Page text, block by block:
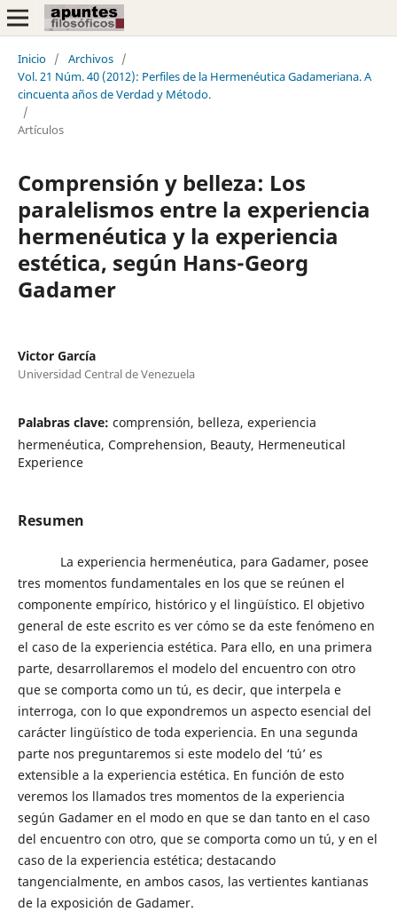
Inicio / Archivos /
Vol. 21 Núm. 40 (2012): Perfiles de la Hermenéutica Gadameriana. A
cincuenta años de Verdad y Método.
/
Artículos
Comprensión y belleza: Los
paralelismos entre la experiencia
hermenéutica y la experiencia
estética, según Hans-Georg
Gadamer
Victor García
Universidad Central de Venezuela
Palabras clave: comprensión, belleza, experiencia
hermenéutica, Comprehension, Beauty, Hermeneutical
Experience
Resumen
La experiencia hermenéutica, para Gadamer, posee
tres momentos fundamentales en los que se reúnen el
componente empírico, histórico y el lingüístico. El objetivo
general de este escrito es ver cómo se da este fenómeno en
el caso de la experiencia estética. Para ello, en una primera
parte, desarrollaremos el modelo del encuentro con otro
que se comporta como un tú, es decir, que interpela e
interroga, con lo que expondremos un aspecto esencial del
carácter lingüístico de toda experiencia. En una segunda
parte nos preguntaremos si este modelo del ‘tú’ es
extensible a la experiencia estética. En función de esto
veremos los llamados tres momentos de la experiencia
según Gadamer en el modo en que se dan tanto en el caso
del encuentro con otro, que se comporta como un tú, y en el
caso de la experiencia estética; destacando
tangencialmente, en ambos casos, las vertientes kantianas
de la exposición de Gadamer.